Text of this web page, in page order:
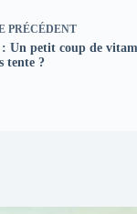
PRÉCÉDENT
Un petit coup de
tente ?